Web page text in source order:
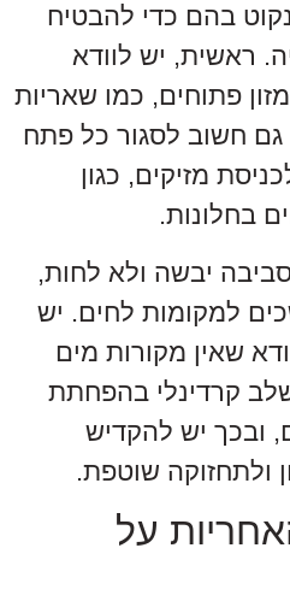
בהם כדי להבטיח
ראשית, יש לוודא
פתוחים, כמו שאריות
גם חשוב לסגור כל פתח
מזיקים, כגון
בחלונות.
יבשה ולא לחות,
למקומות לחים. יש
שאין מקורות מים
קרדינלי בהפחתת
ובכך יש להקדיש
ולתחזוקה שוטפת.
על